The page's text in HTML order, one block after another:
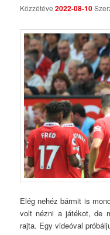
Közzétéve2022-08-10
Elég nehéz bármit is
volt nézni a játékot, de
rajta. Egy videóval